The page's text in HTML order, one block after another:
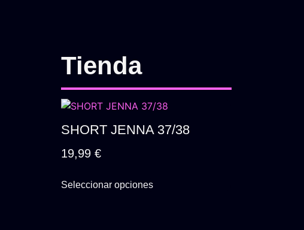
Tienda
SHORT JENNA 37/38
19,99 €
Seleccionar opciones